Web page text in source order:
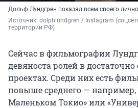
Дольф Лундгрен показал всем своего
Источник: dolphlundgren / Instagram
территории РФ)
Сейчас в фильмографии
девяноста ролей в
проектах. Среди них есть
повыше среднего — например,
Маленьком Токио» или